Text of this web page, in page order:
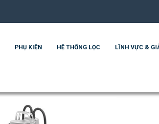
PHỤ KIỆN HỆ THỐNG LỌC LĨNH VỰC &